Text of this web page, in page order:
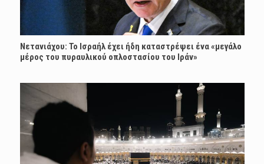
Νετανιάχου: Το Ισραήλ έχει ήδη καταστρέψει ένα «μεγάλο
μέρος του πυραυλικού οπλοστασίου του Ιράν»